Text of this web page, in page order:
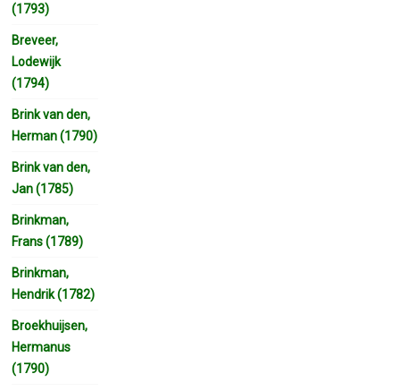
(1793)
Breveer,
Lodewijk
(1794)
Brink van den,
Herman (1790)
Brink van den,
Jan (1785)
Brinkman,
Frans (1789)
Brinkman,
Hendrik (1782)
Broekhuijsen,
Hermanus
(1790)